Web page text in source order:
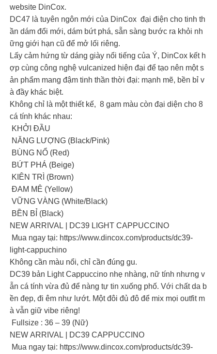
website DinCox.
DC47 là tuyên ngôn mới của DinCox đại điện cho tinh th
ần dám đổi mới, dám bứt phá, sẵn sàng bước ra khỏi nh
ững giới hạn cũ để mở lối riêng.
Lấy cảm hứng từ dáng giày nổi tiếng của Ý, DinCox kết h
ợp cùng công nghệ vulcanized hiện đại để tạo nên một s
ản phẩm mang đậm tinh thần thời đại: mạnh mẽ, bền bỉ v
à đầy khác biệt.
Không chỉ là một thiết kế, 8 gam màu còn đại diện cho 8
cá tính khác nhau:
KHỞI ĐẦU
NĂNG LƯỢNG (Black/Pink)
BÙNG NỔ (Red)
BỨT PHÁ (Beige)
KIÊN TRÌ (Brown)
ĐAM MÊ (Yellow)
VỮNG VÀNG (White/Black)
BỀN BỈ (Black)
NEW ARRIVAL | DC39 LIGHT CAPPUCCINO
Mua ngay tại: https://www.dincox.com/products/dc39-
light-cappuchino
Không cần màu nổi, chỉ cần đúng gu.
DC39 bản Light Cappuccino nhẹ nhàng, nữ tính nhưng v
ẫn cá tính vừa đủ để nàng tự tin xuống phố. Với chất da b
ền đẹp, đi êm như lướt. Một đôi đủ đô để mix mọi outfit m
à vẫn giữ vibe riêng!
Fullsize : 36 – 39 (Nữ)
NEW ARRIVAL | DC39 CAPPUCCINO
Mua ngay tại: https://www.dincox.com/products/dc39-